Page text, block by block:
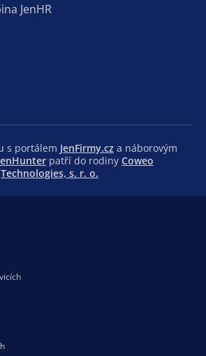
JenHR
s portálem JenFirmy.cz a náborovým
patří do rodiny Coweo
Technologies, s. r. o.